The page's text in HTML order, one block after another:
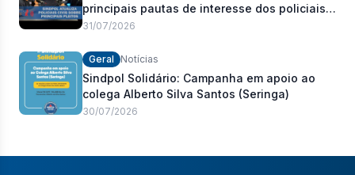
principais pautas de interesse dos policiais
civis
31/07/2026
Geral Notícias
Sindpol Solidário: Campanha em apoio ao
colega Alberto Silva Santos (Seringa)
30/07/2026